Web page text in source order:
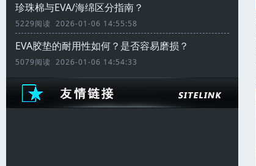
珍珠棉与EVA/海绵区分指南？
5229阅读 2026-01-06 14:55:58
EVA胶垫的耐用性如何？是否容易磨损？
5079阅读 2026-01-06 14:54:33